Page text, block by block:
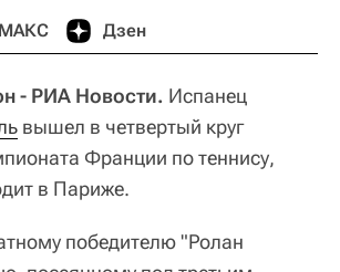
МАКС Дзен
- РИА Новости. Испанец
вышел в четвертый круг
Франции по теннису,
в Париже.
победителю "Ролан